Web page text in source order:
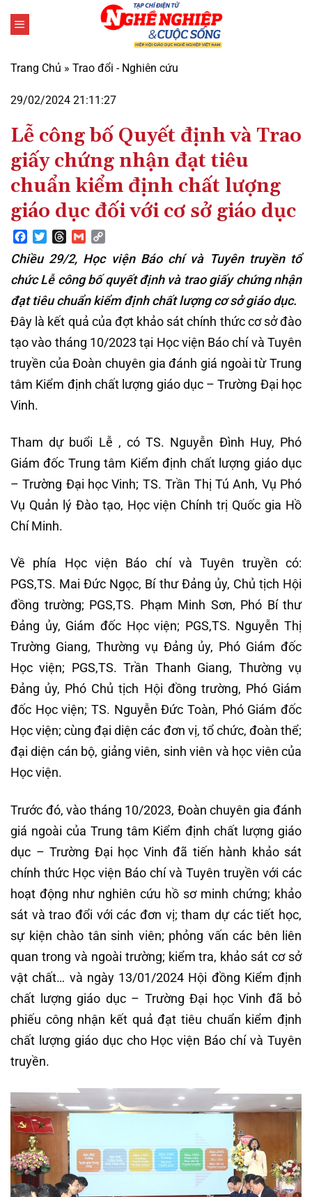
qua
dung
Trang Chủ » Trao đổi - Nghiên cứu
29/02/2024 21:11:27
Lễ công bố Quyết định và Trao
giấy chứng nhận đạt tiêu
chuẩn kiểm định chất lượng
giáo dục đối với cơ sở giáo dục
Facebook
TwitterThreads
Gmail
Chiều 29/2, Học viện Báo chí và Tuyên truyền tổ
chức Lễ công bố quyết định và trao giấy chứng nhận
đạt tiêu chuẩn kiểm định chất lượng cơ sở giáo dục.
Đây là kết quả của đợt khảo sát chính thức cơ sở đào
tạo vào tháng 10/2023 tại Học viện Báo chí và Tuyên
truyền của Đoàn chuyên gia đánh giá ngoài từ Trung
tâm Kiểm định chất lượng giáo dục – Trường Đại học
Vinh.
Tham dự buổi Lễ , có TS. Nguyễn Đình Huy, Phó
Giám đốc Trung tâm Kiểm định chất lượng giáo dục
– Trường Đại học Vinh; TS. Trần Thị Tú Anh, Vụ Phó
Vụ Quản lý Đào tạo, Học viện Chính trị Quốc gia Hồ
Chí Minh.
Về phía Học viện Báo chí và Tuyên truyền có:
PGS,TS. Mai Đức Ngọc, Bí thư Đảng ủy, Chủ tịch Hội
đồng trường; PGS,TS. Phạm Minh Sơn, Phó Bí thư
Đảng ủy, Giám đốc Học viện; PGS,TS. Nguyễn Thị
Trường Giang, Thường vụ Đảng ủy, Phó Giám đốc
Học viện; PGS,TS. Trần Thanh Giang, Thường vụ
Đảng ủy, Phó Chủ tịch Hội đồng trường, Phó Giám
đốc Học viện; TS. Nguyễn Đức Toàn, Phó Giám đốc
Học viện; cùng đại diện các đơn vị, tổ chức, đoàn thể;
đại diện cán bộ, giảng viên, sinh viên và học viên của
Học viện.
Trước đó, vào tháng 10/2023, Đoàn chuyên gia đánh
giá ngoài của Trung tâm Kiểm định chất lượng giáo
dục – Trường Đại học Vinh đã tiến hành khảo sát
chính thức Học viện Báo chí và Tuyên truyền với các
hoạt động như nghiên cứu hồ sơ minh chứng; khảo
sát và trao đổi với các đơn vị; tham dự các tiết học,
sự kiện chào tân sinh viên; phỏng vấn các bên liên
quan trong và ngoài trường; kiểm tra, khảo sát cơ sở
vật chất… và ngày 13/01/2024 Hội đồng Kiểm định
chất lượng giáo dục – Trường Đại học Vinh đã bỏ
phiếu công nhận kết quả đạt tiêu chuẩn kiểm định
chất lượng giáo dục cho Học viện Báo chí và Tuyên
truyền.